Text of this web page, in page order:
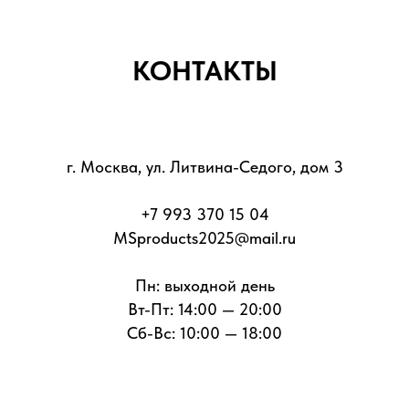
КОНТАКТЫ
г. Москва, ул. Литвина-Седого, дом 3
+7 993 370 15 04
MSproducts2025@mail.ru
Пн: выходной день
Вт-Пт: 14:00 — 20:00
Сб-Вс: 10:00 — 18:00